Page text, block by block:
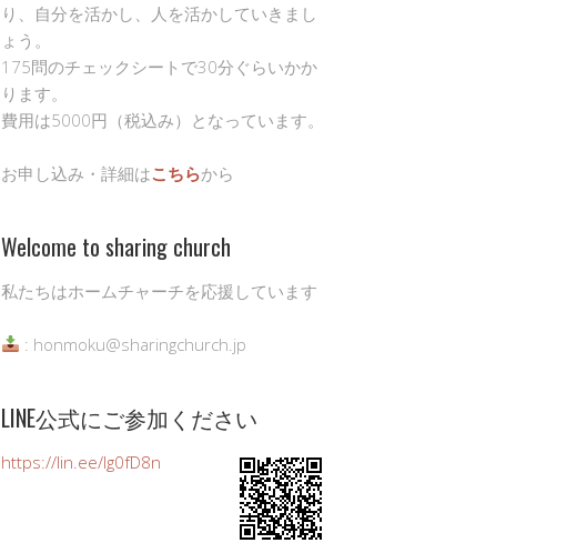
り、自分を活かし、人を活かしていきまし
ょう。
175問のチェックシートで30分ぐらいかか
ります。
費用は5000円（税込み）となっています。
お申し込み・詳細はこちらから
Welcome to sharing church
私たちはホームチャーチを応援しています
: honmoku@sharingchurch.jp
LINE公式にご参加ください
https://lin.ee/Ig0fD8n